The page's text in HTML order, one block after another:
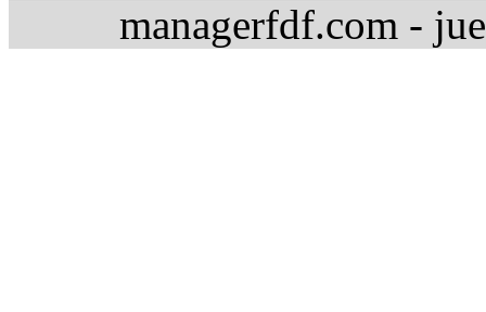
managerfdf.com -